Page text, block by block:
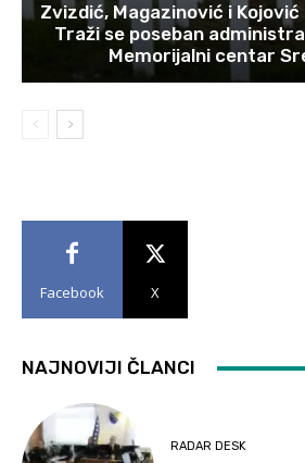
Zvizdić, Magazinović i
Traži se poseban
Memorijalni centar
Facebook X
NAJNOVIJI ČLANCI
RADAR DESK